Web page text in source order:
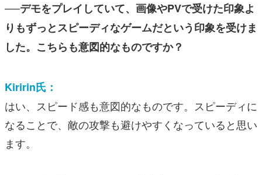
──デモをプレイしていて、画像やPVで受けた印象よ
りもずっとスピーディなゲームだという印象を受けま
した。こちらも意図的なものですか？
Kiririn氏：
はい、スピード感も意図的なものです。スピーディに
なることで、敵の攻撃も避けやすくなっていると思い
ます。